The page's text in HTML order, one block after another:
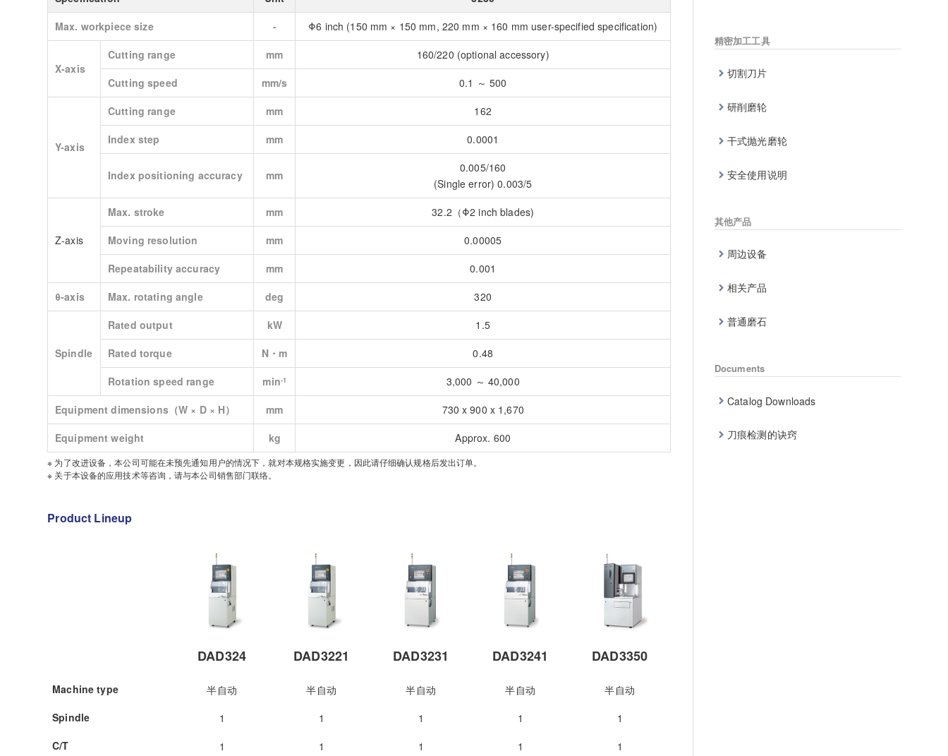
Max. workpiece size
- Φ6 inch (150 mm × 150 mm, 220 mm × 160 mm user-specified specification)
X-axis
Cutting range mm
160/220 (optional accessory)
Cutting speed
mm/s 0.1 ～ 500
Y-axis
Cutting range mm
162
Index step
mm 0.0001
Index positioning accuracy mm
0.005/160
(Single error) 0.003/5
Z-axis
Max. stroke mm
32.2（Φ2 inch blades)
Moving resolution
mm
0.00005
Repeatability accuracy
mm
0.001
θ-axis
Max. rotating angle deg 320
Spindle
Rated output kW
1.5
Rated torque
N・m
0.48
Rotation speed range
min‐1
3,000 ～ 40,000
Equipment dimensions（W × D × H）
mm
730 x 900 x 1,670
Equipment weight
kg Approx. 600
※ 为了改进设备，本公司可能在未预先通知用户的情况下，就对本规格实施变更，因此请仔细确认规格后发出订单。
※ 关于本设备的应用技术等咨询，请与本公司销售部门联络。
Product Lineup
Machine type
Spindle
C/T
DAD324 DAD3221 DAD3231 DAD3241 DAD3350
半自动 半自动 半自动 半自动 半自动
1
1 1 1 1
1
1 1 1 1
精密加工工具
切割刀片
研削磨轮
干式抛光磨轮
安全使用说明
其他产品
周边设备
相关产品
普通磨石
Documents
Catalog Downloads
刀痕检测的诀窍